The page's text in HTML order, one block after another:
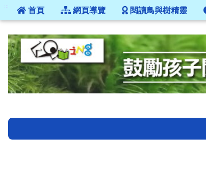
:::
首頁 網頁導覽 閱讀鳥與樹精靈